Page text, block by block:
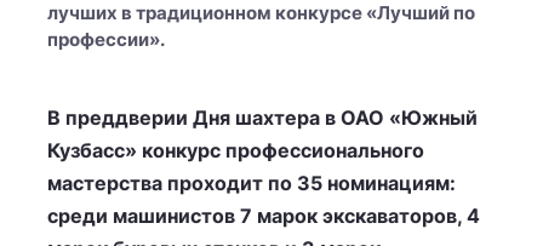
лучших в традиционном конкурсе «Лучший по
профессии».
В преддверии Дня шахтера в ОАО «Южный
Кузбасс» конкурс профессионального
мастерства проходит по 35 номинациям:
среди машинистов 7 марок экскаваторов, 4